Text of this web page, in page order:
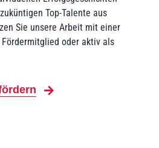
Top-Talente aus
Sie unsere Arbeit mit einer
oder aktiv als